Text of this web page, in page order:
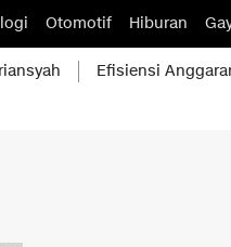
Otomotif Hiburan
Efisiensi